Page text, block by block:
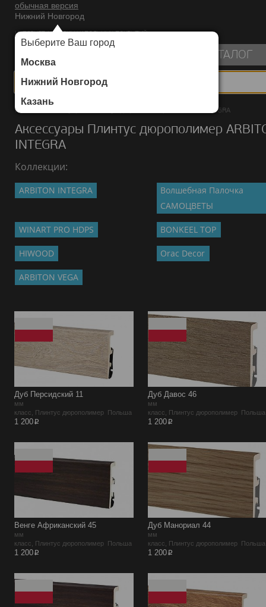
обычная версия
Нижний Новгород
Выберите Ваш город
Москва
Нижний Новгород
Казань
ИНТЕРНЕТ-МАГАЗИН НАПОЛЬНЫХ ПОКРЫТИЙ
КАТАЛОГ
Каталог ARBITON INTEGRA
Аксессуары Плинтус дюрополимер
INTEGRA
Коллекции:
ARBITON INTEGRA
Волшебная Палочка
САМОЦВЕТЫ
WINART PRO HDPS BONKEEL TOP
HIWOOD Orac Decor
ARBITON VEGA
Дуб Персидский 11
мм
класс, Плинтус дюрополимер Польша
1 200p
Дуб Давос 46
мм
класс, Плинтус дюрополимер Польша
1 200p
Венге Африканский 45
мм
класс, Плинтус дюрополимер Польша
1 200p
Дуб Манориал 44
мм
класс, Плинтус дюрополимер Польша
1 200p